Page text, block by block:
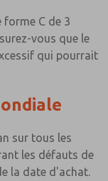
forme C de 3
vous que le
qui pourrait
sur tous les
les défauts de
la date d'achat.